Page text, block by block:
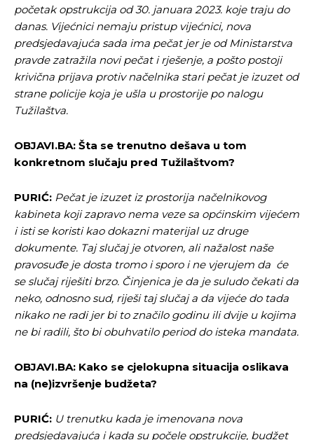
početak opstrukcija od 30. januara 2023. koje traju do
danas. Vijećnici nemaju pristup vijećnici, nova
predsjedavajuća sada ima pečat jer je od Ministarstva
pravde zatražila novi pečat i rješenje, a pošto postoji
krivična prijava protiv načelnika stari pečat je izuzet od
strane policije koja je ušla u prostorije po nalogu
Tužilaštva.
OBJAVI.BA: Šta se trenutno dešava u tom
konkretnom slučaju pred Tužilaštvom?
PURIĆ: Pečat je izuzet iz prostorija načelnikovog
kabineta koji zapravo nema veze sa općinskim vijećem
i isti se koristi kao dokazni materijal uz druge
dokumente. Taj slučaj je otvoren, ali nažalost naše
pravosuđe je dosta tromo i sporo i ne vjerujem da će
se slučaj riješiti brzo. Činjenica je da je suludo čekati da
neko, odnosno sud, riješi taj slučaj a da vijeće do tada
nikako ne radi jer bi to značilo godinu ili dvije u kojima
ne bi radili, što bi obuhvatilo period do isteka mandata.
OBJAVI.BA: Kako se cjelokupna situacija oslikava
na (ne)izvršenje budžeta?
PURIĆ: U trenutku kada je imenovana nova
predsjedavajuća i kada su počele opstrukcije, budžet